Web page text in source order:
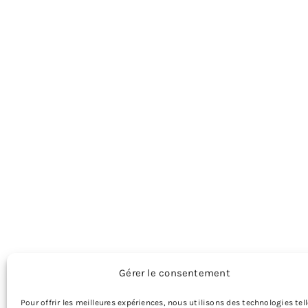
Gérer le consentement
Pour offrir les meilleures expériences, nous utilisons des technologies